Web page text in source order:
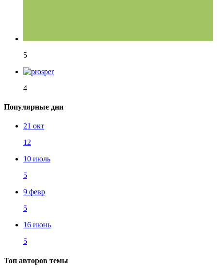
5
4
Популярные дни
21 окт
12
10 июль
5
9 февр
5
16 июнь
5
Топ авторов темы